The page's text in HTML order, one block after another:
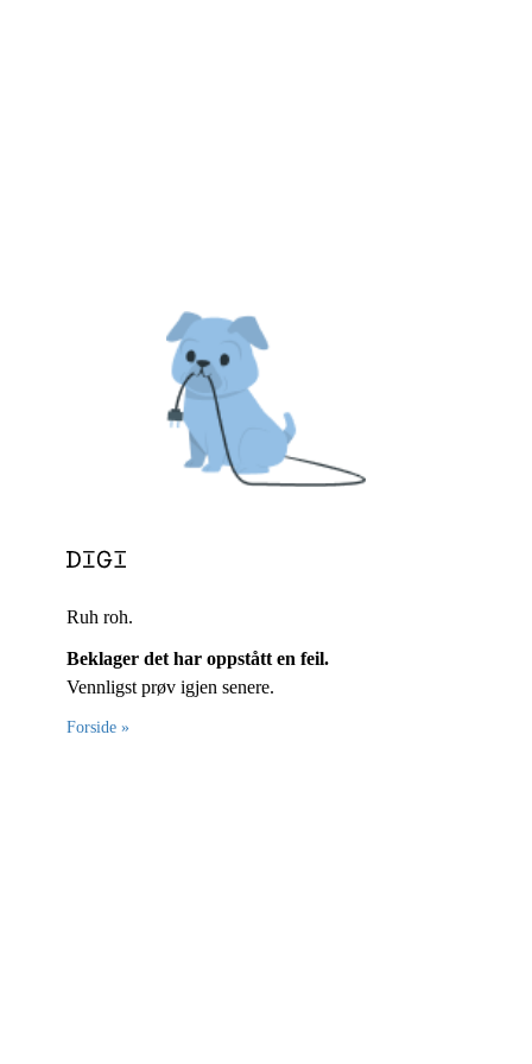
Ruh roh.
Beklager det har oppstått en feil.
Vennligst prøv igjen senere.
Forside »